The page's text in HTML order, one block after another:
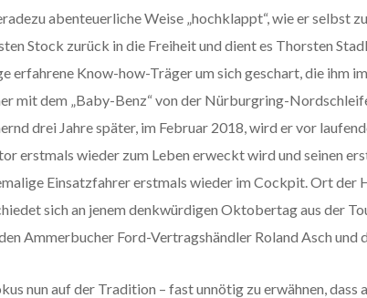
abenteuerliche Weise „hochklappt“, wie er selbst
Stock zurück in die Freiheit und dient es Thorsten
erfahrene Know-how-Träger um sich geschart, die ihm
mit dem „Baby-Benz“ von der Nürburgring-
drei Jahre später, im Februar 2018, wird er vor
erstmals wieder zum Leben erweckt wird und seinen
Einsatzfahrer erstmals wieder im Cockpit. Ort
sich an jenem denkwürdigen Oktobertag aus der
Ammerbucher Ford-Vertragshändler Roland Asch und
nun auf der Tradition – fast unnötig zu erwähnen,